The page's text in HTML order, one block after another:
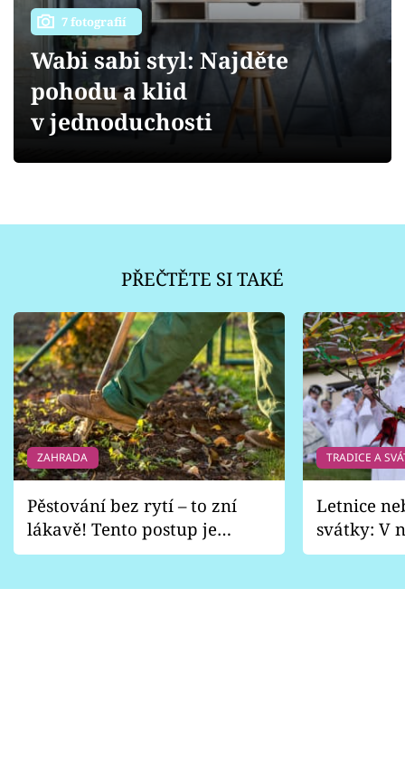
Přihlášení
Sledujte nás
7 fotografií
Wabi sabi styl: Najděte
pohodu a klid
v jednoduchosti
PŘEČTĚTE SI TAKÉ
ZAHRADA
Pěstování bez rytí – to zní
lákavě! Tento postup je
vhodný jen pro některé
TRADICE A
Letnice
svátky: V
pondělí